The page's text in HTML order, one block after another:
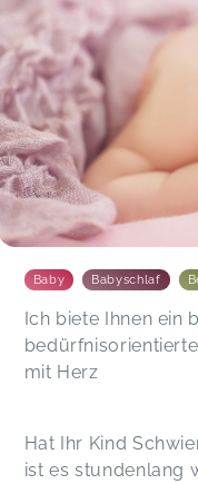
Baby Babyschlaf
Ich biete Ihnen ein
mit Herz
Hat Ihr Kind
ist es stundenlang